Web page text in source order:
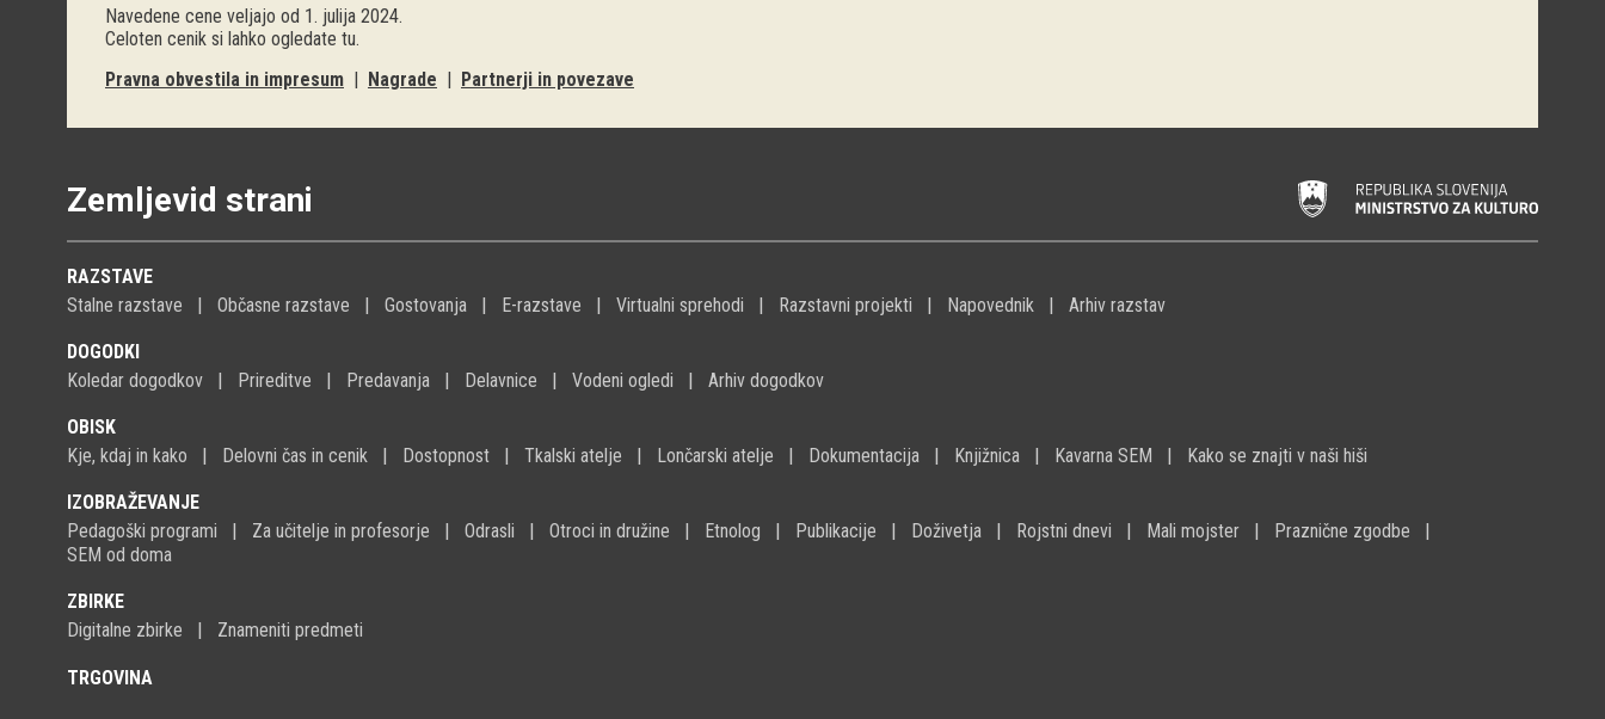
Navedene cene veljajo od 1. julija 2024.
Celoten cenik si lahko ogledate tu.
Pravna obvestila in impresum | Nagrade | Partnerji in povezave
Zemljevid strani
RAZSTAVE
Stalne razstave
Občasne razstave Gostovanja E-razstave Virtualni sprehodi Razstavni projekti Napovednik Arhiv razstav
DOGODKI
Koledar dogodkov
Prireditve Predavanja Delavnice Vodeni ogledi Arhiv dogodkov
OBISK
Kje, kdaj in kako
Delovni čas in cenik Dostopnost Tkalski atelje Lončarski atelje Dokumentacija Knjižnica Kavarna SEM Kako se znajti v naši hiši
IZOBRAŽEVANJE
Pedagoški programi
Za učitelje in profesorje Odrasli Otroci in družine Etnolog Publikacije Doživetja Rojstni dnevi Mali mojster
Praznične zgodbe
SEM od doma
ZBIRKE
Digitalne zbirke
Znameniti predmeti
TRGOVINA